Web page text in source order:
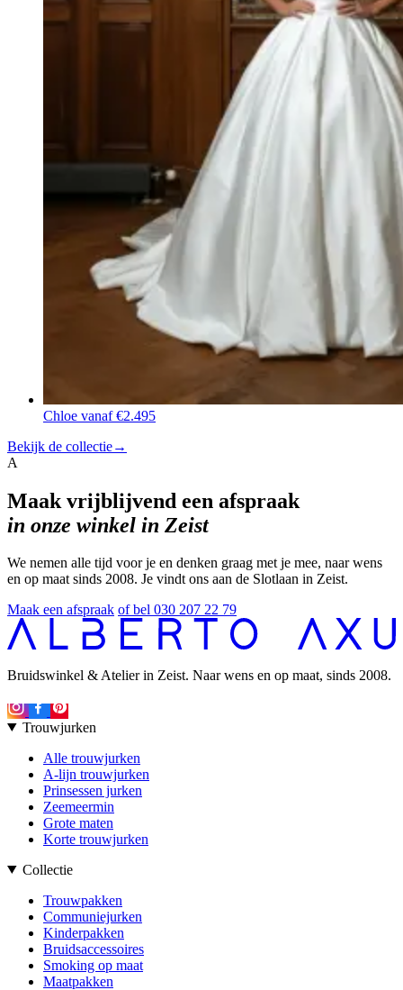
Chloe vanaf €2.495
Bekijk de collectie→
A
Maak vrijblijvend een afspraak
in onze winkel in Zeist
We nemen alle tijd voor je en denken graag met je mee, naar wens
en op maat sinds 2008. Je vindt ons aan de Slotlaan in Zeist.
Maak een afspraak of bel 030 207 22 79
Bruidswinkel & Atelier in Zeist. Naar wens en op maat, sinds 2008.
Trouwjurken
Alle trouwjurken
A-lijn trouwjurken
Prinsessen jurken
Zeemeermin
Grote maten
Korte trouwjurken
Collectie
Trouwpakken
Communiejurken
Kinderpakken
Bruidsaccessoires
Smoking op maat
Maatpakken